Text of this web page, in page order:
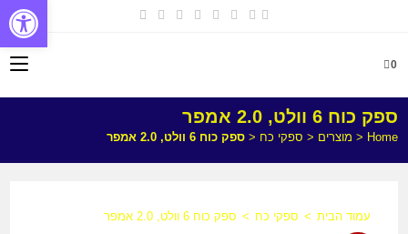
0
ספק כוח 6 וולט, 2.0 אמפר
Home
< מוצרים < ספקי כח <ספק כוח 6 וולט, 2.0 אמפר
עמוד הבית > ספקי כח > ספק כוח 6 וולט, 2.0 אמפר